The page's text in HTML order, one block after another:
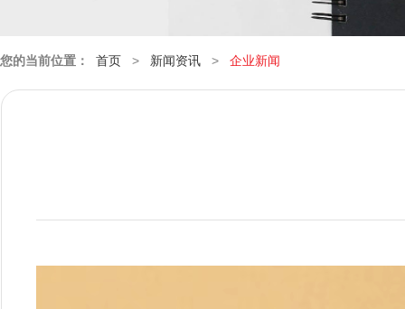
您的当前位置： 首页 > 新闻资讯 > 企业新闻